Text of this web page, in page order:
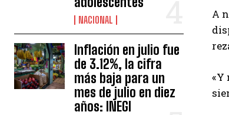
NACIONAL
Inflación en julio fue
de 3.12%, la cifra
más baja para un
mes de julio en diez
años: INEGI
A
«Y